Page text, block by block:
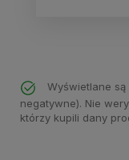
Wyświetlane
negatywne). Nie
którzy kupili dany